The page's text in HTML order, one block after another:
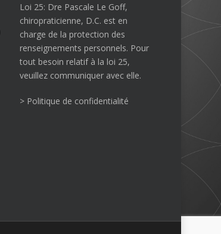
Loi 25: Dre Pascale Le Goff,
chiropraticienne, D.C. est en
charge de la protection des
renseignements personnels. Pour
tout besoin relatif à la loi 25,
veuillez communiquer avec elle.
> Politique de confidentialité